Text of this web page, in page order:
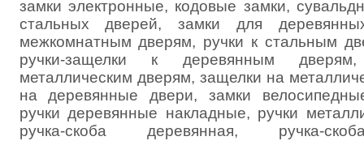
замки электронные, кодовые замки,
стальных дверей, замки для
межкомнатным дверям, ручки к стальным
ручки-защелки к деревянным
металлическим дверям, защелки на
на деревянные двери, замки
ручки деревянные накладные, ручки
ручка-скоба деревянная, ручка-